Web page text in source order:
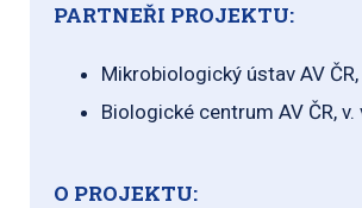
PARTNEŘI PROJEKTU:
Mikrobiologický ústav AV ČR,
Biologické centrum AV ČR, v.
O PROJEKTU: